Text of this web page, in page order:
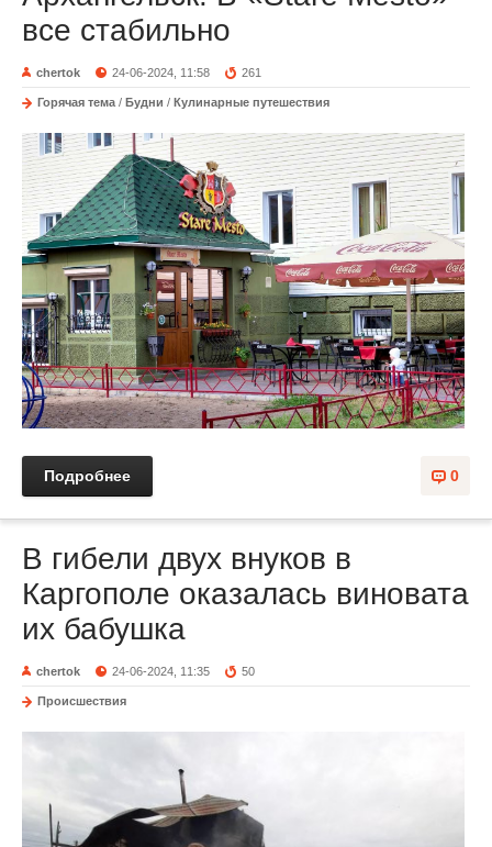
все стабильно
chertok 24-06-2024, 11:58 261
Горячая тема / Будни / Кулинарные путешествия
0
Подробнее
В гибели двух внуков в
Каргополе оказалась виновата
их бабушка
chertok 24-06-2024, 11:35 50
Происшествия